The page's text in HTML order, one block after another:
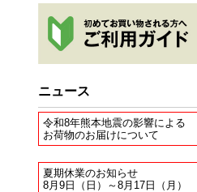
ニュース
令和8年熊本地震の影響による
お荷物のお届けについて
夏期休業のお知らせ
8月9日（日）～8月17日（月）